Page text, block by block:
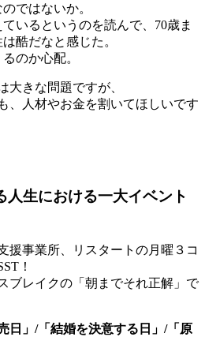
ではないか。
いるというのを読んで、70歳ま
酷だなと感じた。
のか心配。
大きな問題ですが、
、人材やお金を割いてほしいです
人生における一大イベント
援事業所、リスタートの月曜３コ
！
ブレイクの「朝までそれ正解」で
日」/「結婚を決意する日」/「原